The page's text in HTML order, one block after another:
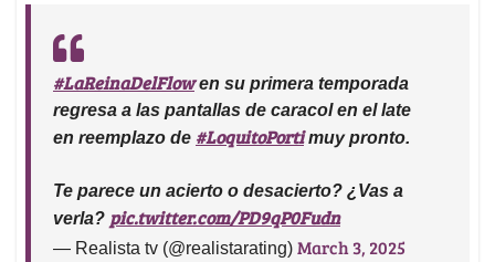
#LaReinaDelFlowen su primera temporada
regresa a las pantallas de caracol en el late
en reemplazo de #LoquitoPortimuy pronto.
Te parece un acierto o desacierto? ¿Vas a
verla? pic.twitter.com/PD9qP0Fudn
— Realista tv (@realistarating) March 3, 2025